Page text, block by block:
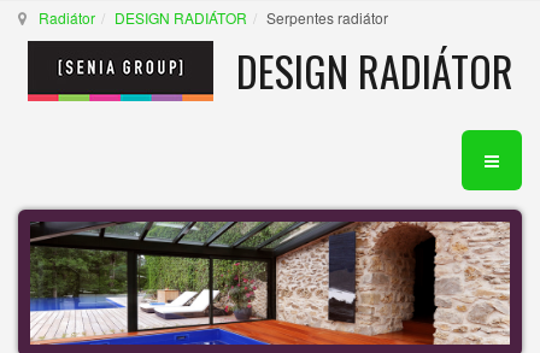
Radiátor DESIGN RADIÁTOR Serpentes radiátor
DESIGN RADIÁTOR